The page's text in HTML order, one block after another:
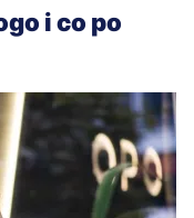
i co po